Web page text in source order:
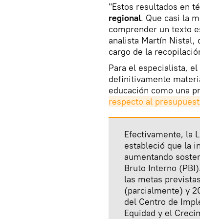
"Estos resultados en
regional. Que casi la
comprender un texto
analista Martín Nistal,
cargo de la
Para el especialista,
definitivamente
educación como una
respecto al
Efectivamente, la
estableció que la
aumentando
Bruto Interno
las metas
(parcialmente) y
del Centro de
Equidad y el